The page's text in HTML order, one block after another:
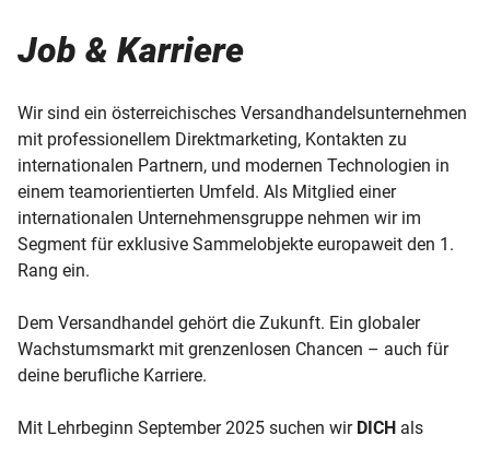
Partner-Prägestätten
AGB
Barrierefreiheitserklärung
Impressum
Kontakt
Job & Karriere
Job & Karriere
Wir sind ein österreichisches Versandhandelsunternehmen
mit professionellem Direktmarketing, Kontakten zu
internationalen Partnern, und modernen Technologien in
einem teamorientierten Umfeld. Als Mitglied einer
internationalen Unternehmensgruppe nehmen wir im
Segment für exklusive Sammelobjekte europaweit den 1.
Rang ein.
Dem Versandhandel gehört die Zukunft. Ein globaler
Wachstumsmarkt mit grenzenlosen Chancen – auch für
deine berufliche Karriere.
Mit Lehrbeginn September 2025 suchen wir DICH als